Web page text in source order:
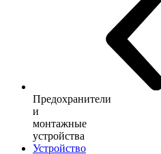
Предохранители
и
монтажные
устройства
Устройство